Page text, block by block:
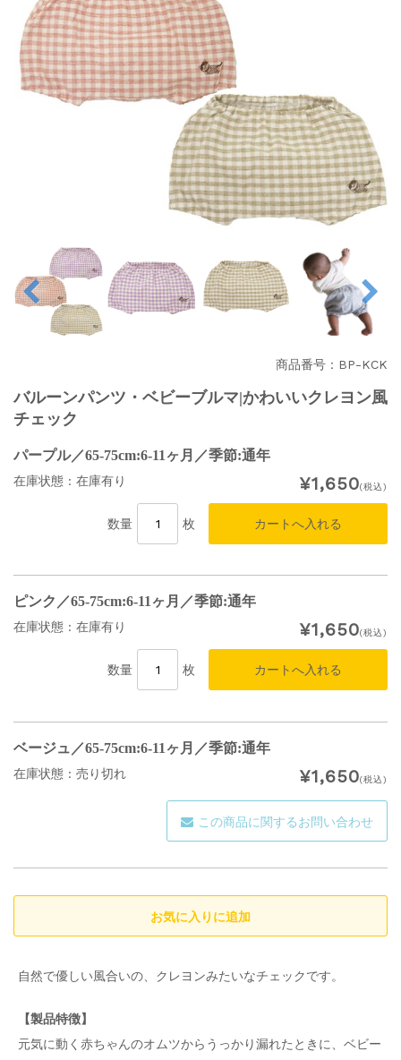
商品番号：BP-KCK
バルーンパンツ・ベビーブルマ|かわいいクレヨン風
チェック
パープル／65-75cm:6-11ヶ月／季節:通年
在庫状態 : 在庫有り ¥1,650(税込)
数量 枚
ピンク／65-75cm:6-11ヶ月／季節:通年
在庫状態 : 在庫有り ¥1,650(税込)
数量 枚
ベージュ／65-75cm:6-11ヶ月／季節:通年
在庫状態 : 売り切れ ¥1,650(税込)
この商品に関するお問い合わせ
自然で優しい風合いの、クレヨンみたいなチェックです。
【製品特徴】
元気に動く赤ちゃんのオムツからうっかり漏れたときに、ベビー